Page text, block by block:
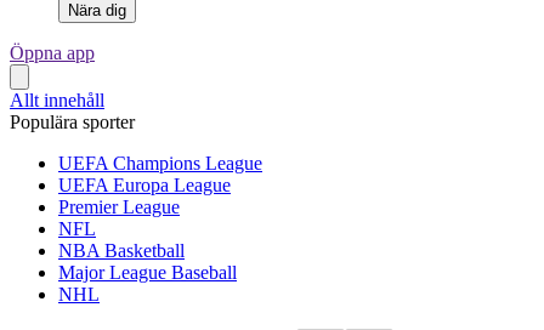
Nära dig
Öppna app
Allt innehåll
Populära sporter
UEFA Champions League
UEFA Europa League
Premier League
NFL
NBA Basketball
Major League Baseball
NHL